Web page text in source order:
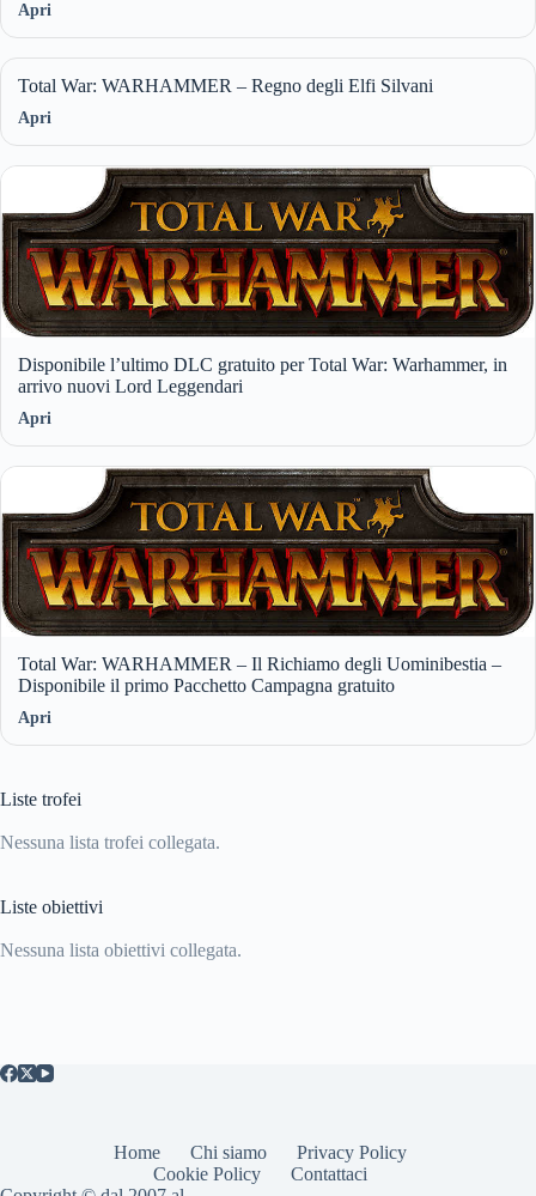
Apri
Total War: WARHAMMER – Regno degli Elfi Silvani
Apri
Disponibile l’ultimo DLC gratuito per Total War: Warhammer, in
arrivo nuovi Lord Leggendari
Apri
Total War: WARHAMMER – Il Richiamo degli Uominibestia –
Disponibile il primo Pacchetto Campagna gratuito
Apri
Liste trofei
Nessuna lista trofei collegata.
Liste obiettivi
Nessuna lista obiettivi collegata.
Home Chi siamo
Privacy Policy
Cookie Policy
Contattaci